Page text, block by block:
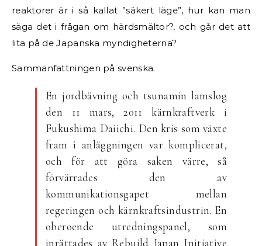
reaktorer är i så kallat ”säkert läge”, hur kan man
säga det i frågan om härdsmältor?, och går det att
lita på de Japanska myndigheterna?
Sammanfattningen på svenska.
En ​​jordbävning och tsunamin lamslog
den 11 mars, 2011 kärnkraftverk i
Fukushima Daiichi. Den kris som växte
fram i anläggningen var komplicerat,
och för att göra saken värre, så
förvärrades den av
kommunikationsgapet mellan
regeringen och kärnkraftsindustrin. En
oberoende utredningspanel, som
inrättades av Rebuild Japan Initiative